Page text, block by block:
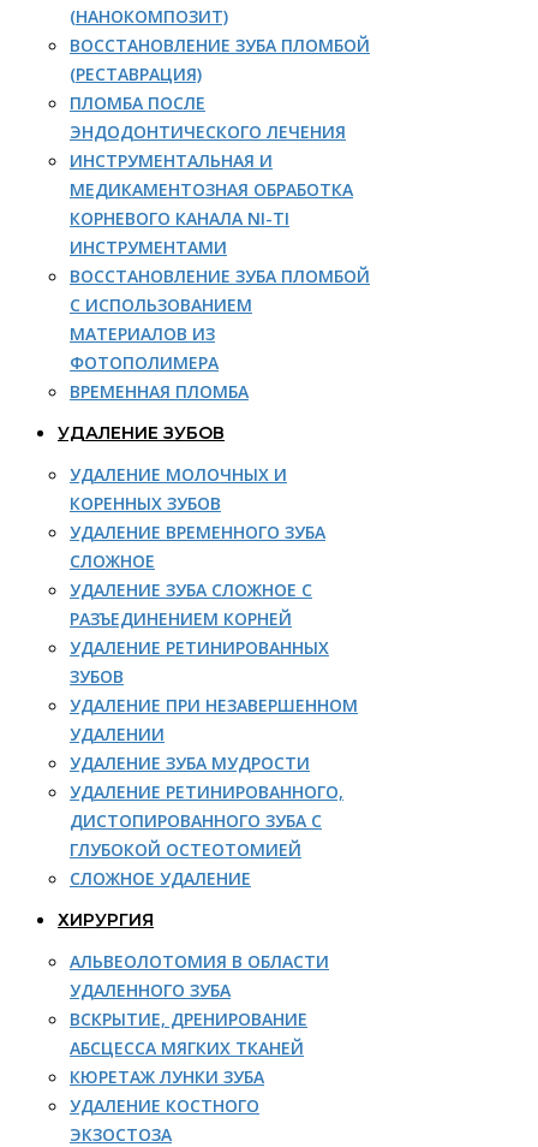
(НАНОКОМПОЗИТ)
ВОССТАНОВЛЕНИЕ ЗУБА ПЛОМБОЙ
(РЕСТАВРАЦИЯ)
ПЛОМБА ПОСЛЕ
ЭНДОДОНТИЧЕСКОГО ЛЕЧЕНИЯ
ИНСТРУМЕНТАЛЬНАЯ И
МЕДИКАМЕНТОЗНАЯ ОБРАБОТКА
КОРНЕВОГО КАНАЛА NI-TI
ИНСТРУМЕНТАМИ
ВОССТАНОВЛЕНИЕ ЗУБА ПЛОМБОЙ
С ИСПОЛЬЗОВАНИЕМ
МАТЕРИАЛОВ ИЗ
ФОТОПОЛИМЕРА
ВРЕМЕННАЯ ПЛОМБА
УДАЛЕНИЕ ЗУБОВ
УДАЛЕНИЕ МОЛОЧНЫХ И
КОРЕННЫХ ЗУБОВ
УДАЛЕНИЕ ВРЕМЕННОГО ЗУБА
СЛОЖНОЕ
УДАЛЕНИЕ ЗУБА СЛОЖНОЕ С
РАЗЪЕДИНЕНИЕМ КОРНЕЙ
УДАЛЕНИЕ РЕТИНИРОВАННЫХ
ЗУБОВ
УДАЛЕНИЕ ПРИ НЕЗАВЕРШЕННОМ
УДАЛЕНИИ
УДАЛЕНИЕ ЗУБА МУДРОСТИ
УДАЛЕНИЕ РЕТИНИРОВАННОГО,
ДИСТОПИРОВАННОГО ЗУБА С
ГЛУБОКОЙ ОСТЕОТОМИЕЙ
СЛОЖНОЕ УДАЛЕНИЕ
ХИРУРГИЯ
АЛЬВЕОЛОТОМИЯ В ОБЛАСТИ
УДАЛЕННОГО ЗУБА
ВСКРЫТИЕ, ДРЕНИРОВАНИЕ
АБСЦЕССА МЯГКИХ ТКАНЕЙ
КЮРЕТАЖ ЛУНКИ ЗУБА
УДАЛЕНИЕ КОСТНОГО
ЭКЗОСТОЗА